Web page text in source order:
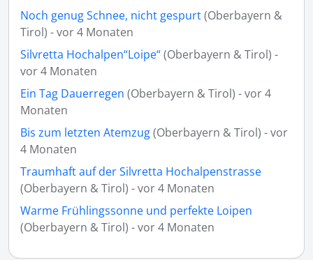
Noch genug Schnee, nicht gespurt(Oberbayern &
Tirol) - vor 4 Monaten
Silvretta Hochalpen“Loipe“(Oberbayern & Tirol) -
vor 4 Monaten
Ein Tag Dauerregen (Oberbayern & Tirol) - vor 4
Monaten
Bis zum letzten Atemzug(Oberbayern & Tirol) - vor
4 Monaten
Traumhaft auf der Silvretta Hochalpenstrasse
(Oberbayern & Tirol) - vor 4 Monaten
Warme Frühlingssonne und perfekte Loipen
(Oberbayern & Tirol) - vor 4 Monaten